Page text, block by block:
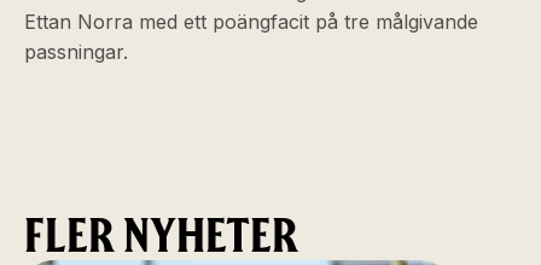
Ettan Norra med ett poängfacit på tre målgivande
passningar.
FLER NYHETER